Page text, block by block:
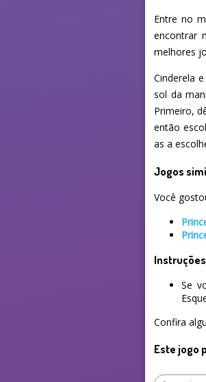
Entre no
encontrar
melhores
Cinderela
sol da
Primeiro,
então
as a
Jogos
Você
Se
Confira
Este jogo